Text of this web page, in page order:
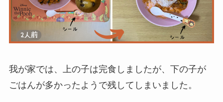
我が家では、上の子は完食しましたが、下の子が
ごはんが多かったようで残してしまいました。